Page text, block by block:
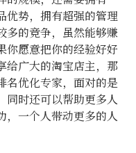
优势，拥有超强的管理
多的竞争，虽然能够赚
你愿意把你的经验好好
给广大的淘宝店主，那
名优化专家，面对的是
同时还可以帮助更多人
，一个人带动更多的人